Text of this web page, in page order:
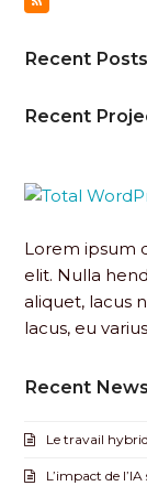
r
b
k
s
r
R
Recent Posts
Recent
Lorem ipsum
elit. Nulla
aliquet, lacus
lacus, eu
Recent News
Le travail
L’impact de